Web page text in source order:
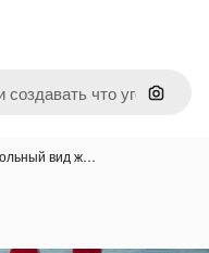
Поиск
вид ж…